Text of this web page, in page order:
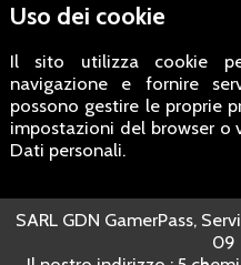
Uso dei cookie
Il sito utilizza cookie
navigazione e fornire
possono gestire le proprie
impostazioni del browser o
Dati personali.
SARL GDN GamerPass,
09